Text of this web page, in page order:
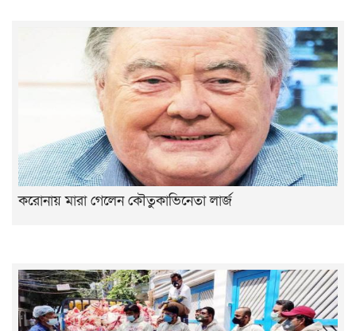
করোনায় মারা গেলেন কৌতুকাভিনেতা লার্জ